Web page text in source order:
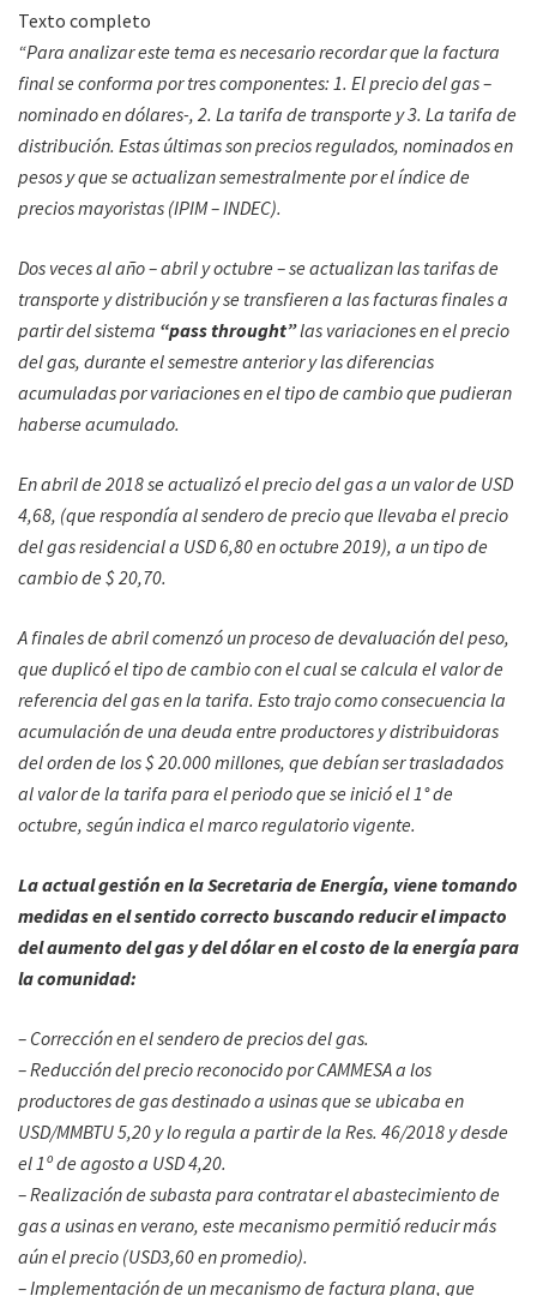
Texto completo
“Para analizar este tema es necesario recordar que la factura
final se conforma por tres componentes: 1. El precio del gas –
nominado en dólares-, 2. La tarifa de transporte y 3. La tarifa de
distribución. Estas últimas son precios regulados, nominados en
pesos y que se actualizan semestralmente por el índice de
precios mayoristas (IPIM – INDEC).
Dos veces al año – abril y octubre – se actualizan las tarifas de
transporte y distribución y se transfieren a las facturas finales a
partir del sistema “pass throught”las variaciones en el precio
del gas, durante el semestre anterior y las diferencias
acumuladas por variaciones en el tipo de cambio que pudieran
haberse acumulado.
En abril de 2018 se actualizó el precio del gas a un valor de USD
4,68, (que respondía al sendero de precio que llevaba el precio
del gas residencial a USD 6,80 en octubre 2019), a un tipo de
cambio de $ 20,70.
A finales de abril comenzó un proceso de devaluación del peso,
que duplicó el tipo de cambio con el cual se calcula el valor de
referencia del gas en la tarifa. Esto trajo como consecuencia la
acumulación de una deuda entre productores y distribuidoras
del orden de los $ 20.000 millones, que debían ser trasladados
al valor de la tarifa para el periodo que se inició el 1° de
octubre, según indica el marco regulatorio vigente.
La actual gestión en la Secretaria de Energía, viene tomando
medidas en el sentido correcto buscando reducir el impacto
del aumento del gas y del dólar en el costo de la energía para
la comunidad:
– Corrección en el sendero de precios del gas.
– Reducción del precio reconocido por CAMMESA a los
productores de gas destinado a usinas que se ubicaba en
USD/MMBTU 5,20 y lo regula a partir de la Res. 46/2018 y desde
el 1º de agosto a USD 4,20.
– Realización de subasta para contratar el abastecimiento de
gas a usinas en verano, este mecanismo permitió reducir más
aún el precio (USD3,60 en promedio).
– Implementación de un mecanismo de factura plana, que